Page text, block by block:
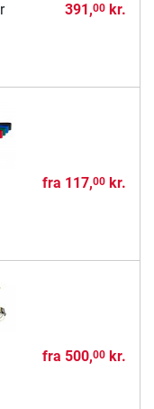
391,00kr.
fra 117,00kr.
fra 500,00kr.